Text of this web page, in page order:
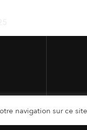
navigation sur ce